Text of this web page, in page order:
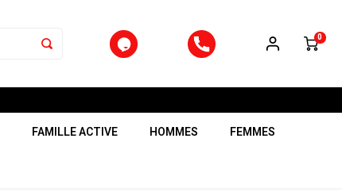
0
FAMILLE ACTIVE HOMMES FEMMES